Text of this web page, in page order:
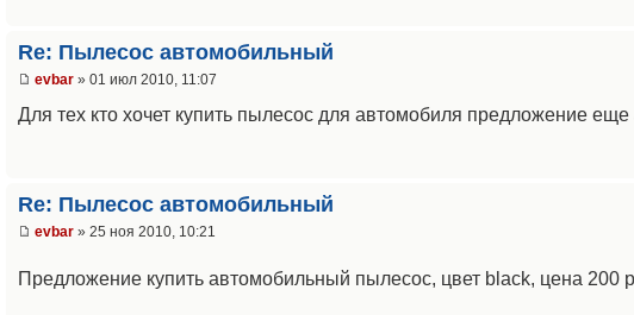
Re: Пылесос автомобильный
evbar » 01 июл 2010, 11:07
Для тех кто хочет купить пылесос для автомобиля предложение
Re: Пылесос автомобильный
evbar » 25 ноя 2010, 10:21
Предложение купить автомобильный пылесос, цвет black, цена 200